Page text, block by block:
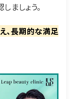
ましょう。
、長期的な満足